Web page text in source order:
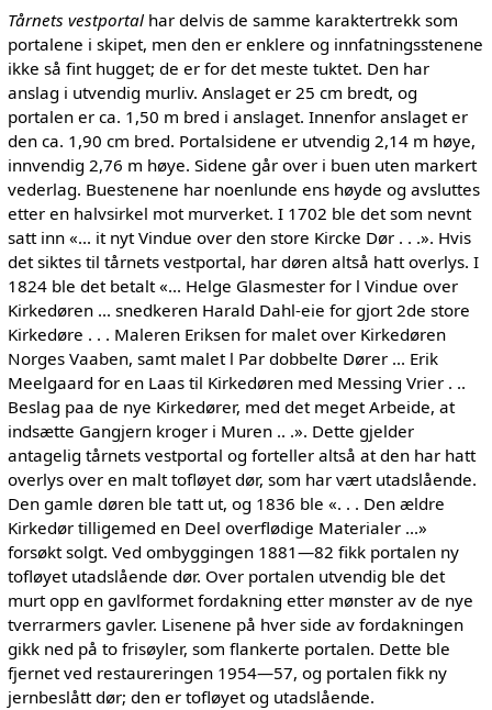
Tårnets vestportalhar delvis de samme karaktertrekk som
portalene i skipet, men den er enklere og innfatningsstenene
ikke så fint hugget; de er for det meste tuktet. Den har
anslag i utvendig murliv. Anslaget er 25 cm bredt, og
portalen er ca. 1,50 m bred i anslaget. Innenfor anslaget er
den ca. 1,90 cm bred. Portalsidene er utvendig 2,14 m høye,
innvendig 2,76 m høye. Sidene går over i buen uten markert
vederlag. Buestenene har noenlunde ens høyde og avsluttes
etter en halvsirkel mot murverket. I 1702 ble det som nevnt
satt inn «... it nyt Vindue over den store Kircke Dør . . .». Hvis
det siktes til tårnets vestportal, har døren altså hatt overlys. I
1824 ble det betalt «... Helge Glasmester for l Vindue over
Kirkedøren ... snedkeren Harald Dahl-eie for gjort 2de store
Kirkedøre . . . Maleren Eriksen for malet over Kirkedøren
Norges Vaaben, samt malet l Par dobbelte Dører ... Erik
Meelgaard for en Laas til Kirkedøren med Messing Vrier . ..
Beslag paa de nye Kirkedører, med det meget Arbeide, at
indsætte Gangjern kroger i Muren .. .». Dette gjelder
antagelig tårnets vestportal og forteller altså at den har hatt
overlys over en malt tofløyet dør, som har vært utadslående.
Den gamle døren ble tatt ut, og 1836 ble «. . . Den ældre
Kirkedør tilligemed en Deel overflødige Materialer ...»
forsøkt solgt. Ved ombyggingen 1881—82 fikk portalen ny
tofløyet utadslående dør. Over portalen utvendig ble det
murt opp en gavlformet fordakning etter mønster av de nye
tverrarmers gavler. Lisenene på hver side av fordakningen
gikk ned på to frisøyler, som flankerte portalen. Dette ble
fjernet ved restaureringen 1954—57, og portalen fikk ny
jernbeslått dør; den er tofløyet og utadslående.